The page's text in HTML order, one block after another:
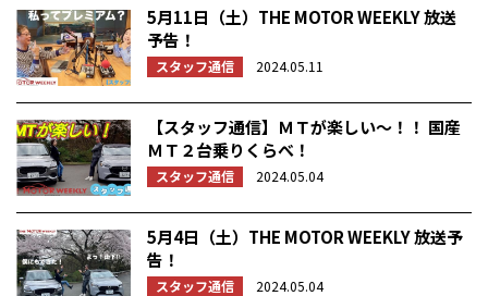
5月11日（土）THE MOTOR WEEKLY 放送
予告！
スタッフ通信 2024.05.11
【スタッフ通信】ＭＴが楽しい～！！ 国産
ＭＴ２台乗りくらべ！
スタッフ通信 2024.05.04
5月4日（土）THE MOTOR WEEKLY 放送予
告！
スタッフ通信 2024.05.04